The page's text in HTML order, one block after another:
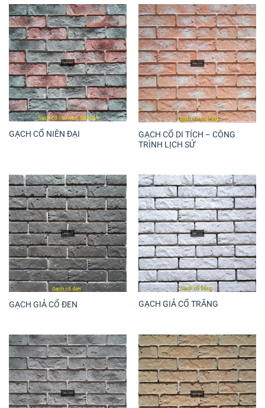
GẠCH CỔ NIÊN ĐẠI
GẠCH CỔ DI TÍCH – CÔNG
TRÌNH LỊCH SỬ
GẠCH GIẢ CỔ ĐEN GẠCH GIẢ CỔ TRẮNG